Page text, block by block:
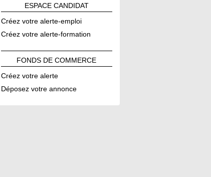
ESPACE CANDIDAT
Créez votre alerte-emploi
Créez votre alerte-formation
FONDS DECOMMERCE
Créez votre alerte
Déposez votre annonce